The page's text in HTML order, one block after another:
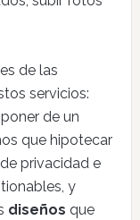
de las
servicios:
de un
que hipotecar
privacidad e
y
diseños que